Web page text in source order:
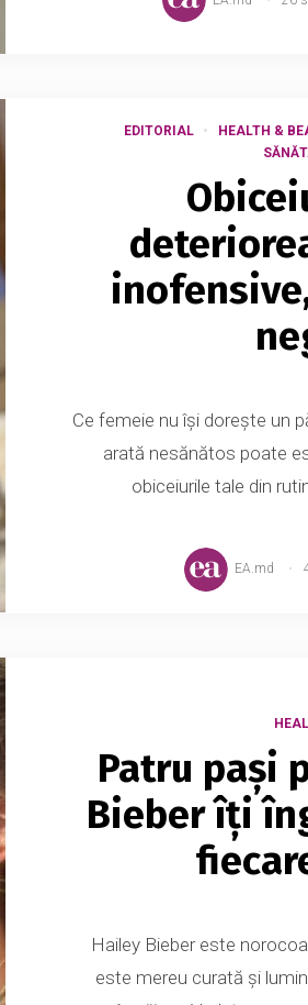
EDITORIAL HEALTH &
Ce femeie nu își dorește un
arată nesănătos poate
obiceiurile tale din
EA.md
Patru pași
Bieber îți
Hailey Bieber este
este mereu curată și